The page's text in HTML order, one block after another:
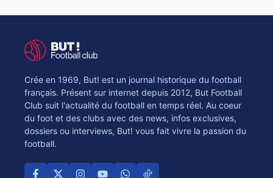
Crée en 1969, But! est un journal historique du football
français. Présent sur internet depuis 2012, But Football
Club suit l'actualité du football en temps réel. Au coeur
du foot et des clubs avec des news, infos exclusives,
dossiers ou interviews, But! vous fait vivre la passion du
football.